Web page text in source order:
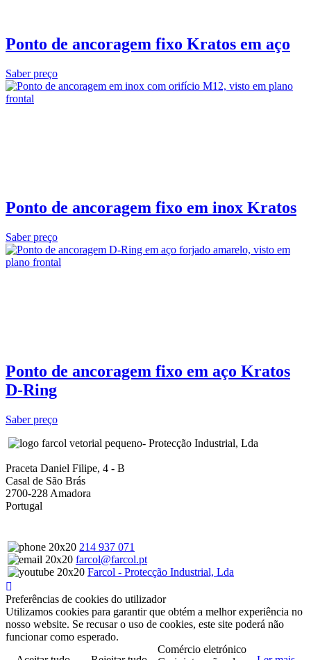
Ponto de ancoragem fixo Kratos em aço
Saber preço
Ponto de ancoragem fixo em inox Kratos
Saber preço
Ponto de ancoragem fixo em aço Kratos
D‑Ring
Saber preço
- Protecção Industrial, Lda
Praceta Daniel Filipe, 4 - B
Casal de São Brás
2700-228 Amadora
Portugal
214 937 071
farcol@farcol.pt
Farcol - Protecção Industrial, Lda
Preferências de cookies do utilizador
Utilizamos cookies para garantir que obtém a melhor experiência no
nosso website. Se recusar o uso de cookies, este site poderá não
funcionar como esperado.
Comércio eletrónico